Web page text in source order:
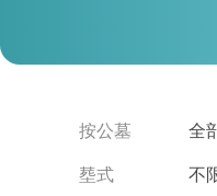
按公墓 全
塟式
不